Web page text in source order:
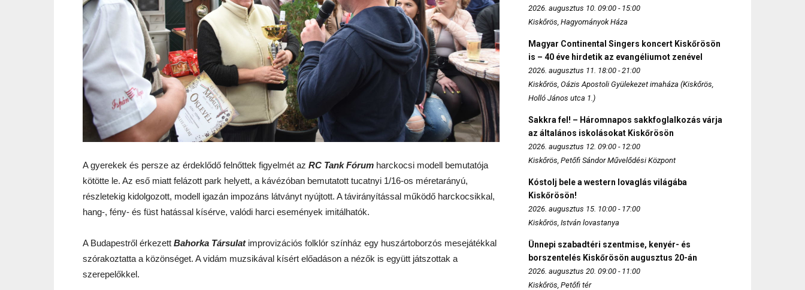
A gyerekek és persze az érdeklődő felnőttek figyelmét az RC Tank Fórum harckocsi modell bemutatója
kötötte le. Az eső miatt felázott park helyett, a kávézóban bemutatott tucatnyi 1/16-os méretarányú,
részletekig kidolgozott, modell igazán impozáns látványt nyújtott. A távirányítással működő harckocsikkal,
hang-, fény- és füst hatással kísérve, valódi harci események imitálhatók.
A Budapestről érkezett Bahorka Társulat improvizációs folklór színház egy huszártoborzós mesejátékkal
szórakoztatta a közönséget. A vidám muzsikával kísért előadáson a nézők is együtt játszottak a
szerepelőkkel.
2026. augusztus 10. 09:00 - 15:00
Kiskőrös, Hagyományok Háza
Magyar Continental Singers koncert Kiskőrösön
is – 40 éve hirdetik az evangéliumot zenével
2026. augusztus 11. 18:00 - 21:00
Kiskőrös, Oázis Apostoli Gyülekezet imaháza (Kiskőrös,
Holló János utca 1.)
Sakkra fel! – Háromnapos sakkfoglalkozás várja
az általános iskolásokat Kiskőrösön
2026. augusztus 12. 09:00 - 12:00
Kiskőrös, Petőfi Sándor Művelődési Központ
Kóstolj bele a western lovaglás világába
Kiskőrösön!
2026. augusztus 15. 10:00 - 17:00
Kiskőrös, István lovastanya
Ünnepi szabadtéri szentmise, kenyér- és
borszentelés Kiskőrösön augusztus 20-án
2026. augusztus 20. 09:00 - 11:00
Kiskőrös, Petőfi tér